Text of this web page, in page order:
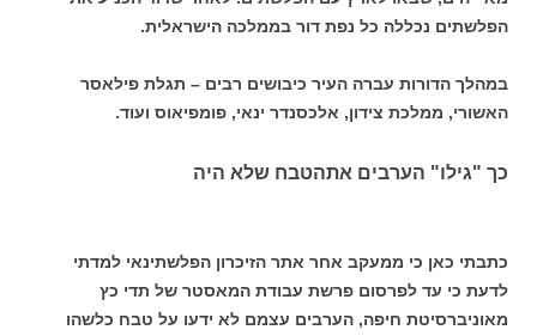
הפלשתים נכללה כל נפת דור בממלכה הישראלית.
במהלך הדורות עברה העיר כיבושים רבים – תגלת פילאסר
האשורי, ממלכת צידון, אלכסנדר ינאי, פומפיאוס ועוד.
כך "גילו" הערבים אתהטבח שלא היה
כתבתי כאן כי ממעקב אחר אתר הזיכרון הפלשתינאי למדתי
לדעת כי עד לפרסום פרשת עבודת המאסטר של תדי כץ
מאוניברסיטת חיפה, הערבים עצמם לא ידעו על טבח כלשהו